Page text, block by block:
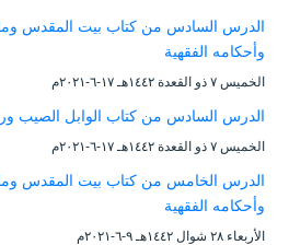
الدرس السادس من كتاب بيت المقدس
وأحكامه الفقهية
الخميس ۷ ذو القعدة ۱٤٤۲هـ ۱۷-٦-۲۰۲۱م
الدرس السادس من كتاب الوابل الصيب
الخميس ۷ ذو القعدة ۱٤٤۲هـ ۱۷-٦-۲۰۲۱م
الدرس الخامس من كتاب بيت المقدس
وأحكامه الفقهية
الأربعاء ۲۸ شوال ۱٤٤۲هـ ۹-٦-۲۰۲۱م